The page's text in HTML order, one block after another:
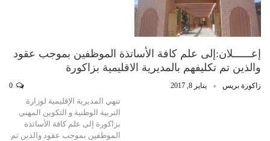
إعــــــلان:إلى علم كافة الأساتذة الموظفين بموجب عقود
والذين تم تكليفهم بالمديرية الاقليمية بزاكورة
زاكورة بريس يناير 8, 2017
تنهي المديرية الإقليمية لوزارة
التربية الوطنية و التكوين المهني
بزاكورة إلى علم كافة الأساتذة
الموظفين بموجب عقود والذين تم